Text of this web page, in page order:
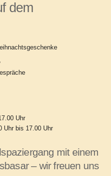
dem
Uhr
Uhr bis 17.00 Uhr
mit einem
– wir freuen uns